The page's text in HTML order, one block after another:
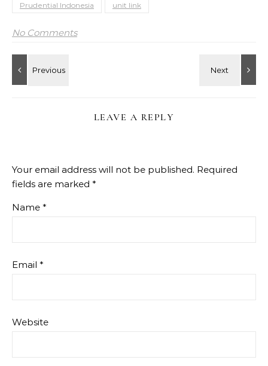
Prudential Indonesia
unit link
No Comments
LEAVE A REPLY
Your email address will not be published. Required
fields are marked *
Name *
Email *
Website